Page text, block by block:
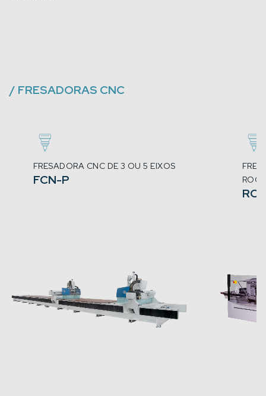
/ FRESADORAS CNC
FRESADORA CNC DE 3 OU 5 EIXOS
FCN-P